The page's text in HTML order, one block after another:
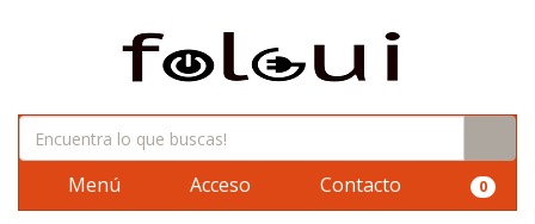
Menú Acceso Contacto 0